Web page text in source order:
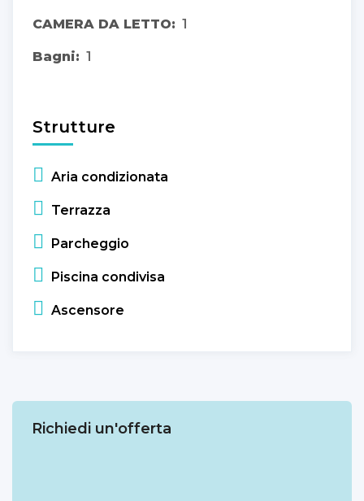
CAMERA DA LETTO: 1
Bagni: 1
Strutture
Aria condizionata
Terrazza
Parcheggio
Piscina condivisa
Ascensore
Richiedi un'offerta